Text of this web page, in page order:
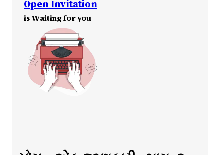
Open Invitation
is Waiting for you